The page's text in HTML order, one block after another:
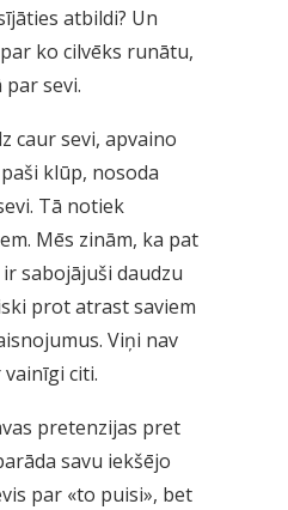
atbildi? Un
ko cilvēks runātu,
sevi.
caur sevi, apvaino
klūp, nosoda
Tā notiek
Mēs zinām, ka pat
sabojājuši daudzu
prot atrast saviem
Viņi nav
citi.
pretenzijas pret
savu iekšējo
par «to puisi», bet